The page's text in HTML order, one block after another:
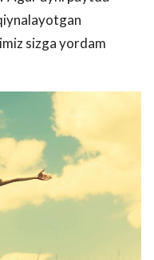
sizga yordam